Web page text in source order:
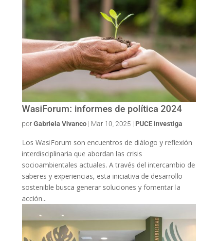
WasiForum: informes de política 2024
porGabriela Vivanco| Mar 10, 2025 | PUCE investiga
Los WasiForum son encuentros de diálogo y reflexión
interdisciplinaria que abordan las crisis
socioambientales actuales. A través del intercambio de
saberes y experiencias, esta iniciativa de desarrollo
sostenible busca generar soluciones y fomentar la
acción...